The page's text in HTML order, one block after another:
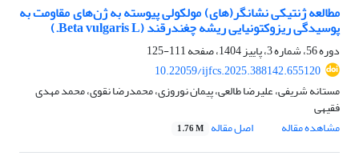
مطالعه ژنتیکی نشانگر(های) مولکولی پیوسته به ژن‌های مقاومت به
پوسیدگی ریزوکتونیایی ریشه چغندرقند (Beta vulgaris L.)
دوره 56، شماره 3، پاییز 1404، صفحه
111-125
10.22059/ijfcs.2025.388142.655120
مستانه شریفی، علیرضا طالعی، پیمان نوروزی، محمدرضا نقوی، محمد مهدی
فقیهی
مشاهده مقاله
اصل مقاله 1.76 M